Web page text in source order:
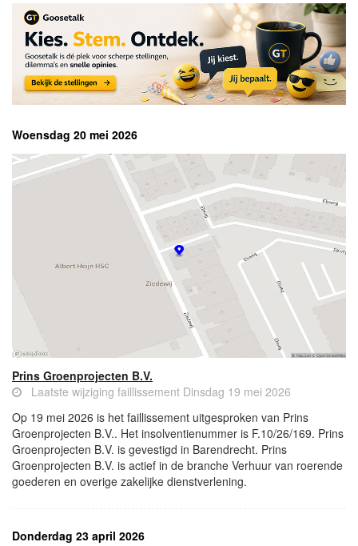
Woensdag 20 mei 2026
Prins Groenprojecten B.V.
Laatste wijziging faillissement Dinsdag 19 mei 2026
Op 19 mei 2026 is het faillissement uitgesproken van Prins
Groenprojecten B.V.. Het insolventienummer is F.10/26/169. Prins
Groenprojecten B.V. is gevestigd in Barendrecht. Prins
Groenprojecten B.V. is actief in de branche Verhuur van roerende
goederen en overige zakelijke dienstverlening.
Donderdag 23 april 2026